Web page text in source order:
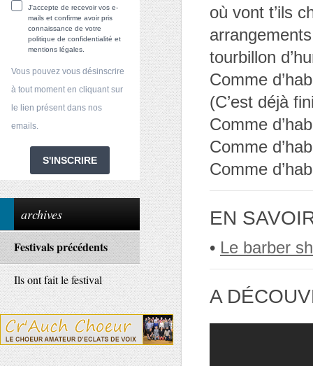
J'accepte de recevoir vos e-
mails et confirme avoir pris
connaissance de votre
politique de confidentialité et
mentions légales.
Vous pouvez vous désinscrire
à tout moment en cliquant sur
le lien présent dans nos
emails.
S'INSCRIRE
archives
Festivals précédents
Ils ont fait le festival
où vont t’ils
tourbillon
Comme
(C’est déjà
Comme
Comme
Comme
EN
• Le barber
A